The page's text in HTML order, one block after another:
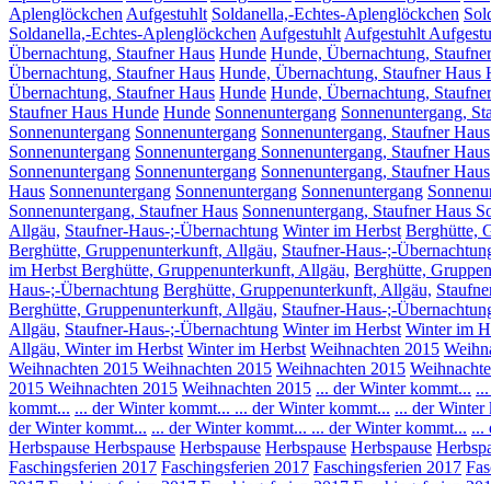
Aplenglöckchen Aufgestuhlt Soldanella,-Echtes-Aplenglöckchen
Soldanella,-Echtes-Aplenglöckchen Aufgestuhlt Aufgestuhlt
Übernachtung, Staufner Haus Hunde Hunde, Übernachtung,
Übernachtung, Staufner Haus Hunde, Übernachtung, Staufner Haus
Übernachtung, Staufner Haus Hunde Hunde, Übernachtung,
Staufner Haus Hunde Hunde Sonnenuntergang Sonnenuntergang,
Sonnenuntergang Sonnenuntergang Sonnenuntergang, Staufner Haus
Sonnenuntergang Sonnenuntergang Sonnenuntergang, Staufner Haus
Sonnenuntergang Sonnenuntergang Sonnenuntergang, Staufner Haus
Haus Sonnenuntergang Sonnenuntergang Sonnenuntergang
Sonnenuntergang, Staufner Haus Sonnenuntergang, Staufner Haus
Allgäu, Staufner-Haus-;-Übernachtung Winter im Herbst Berghütte,
Berghütte, Gruppenunterkunft, Allgäu, Staufner-Haus-;-
im Herbst Berghütte, Gruppenunterkunft, Allgäu, Berghütte,
Haus-;-Übernachtung Berghütte, Gruppenunterkunft, Allgäu,
Berghütte, Gruppenunterkunft, Allgäu, Staufner-Haus-;-
Allgäu, Staufner-Haus-;-Übernachtung Winter im Herbst Winter im
Allgäu, Winter im Herbst Winter im Herbst Weihnachten 2015
Weihnachten 2015 Weihnachten 2015 Weihnachten 2015
2015 Weihnachten 2015 Weihnachten 2015 ... der Winter kommt...
kommt... ... der Winter kommt... ... der Winter kommt... ... der Winter
der Winter kommt... ... der Winter kommt... ... der Winter kommt... ...
Herbspause Herbspause Herbspause Herbspause Herbspause
Faschingsferien 2017 Faschingsferien 2017 Faschingsferien 2017